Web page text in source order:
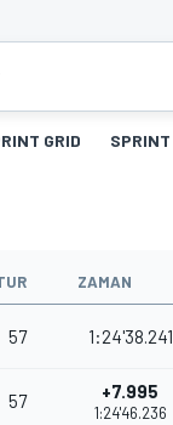
GRID SPRINT
ZAMAN
57 1:24'38.241
57 +7.995
1:24'46.236